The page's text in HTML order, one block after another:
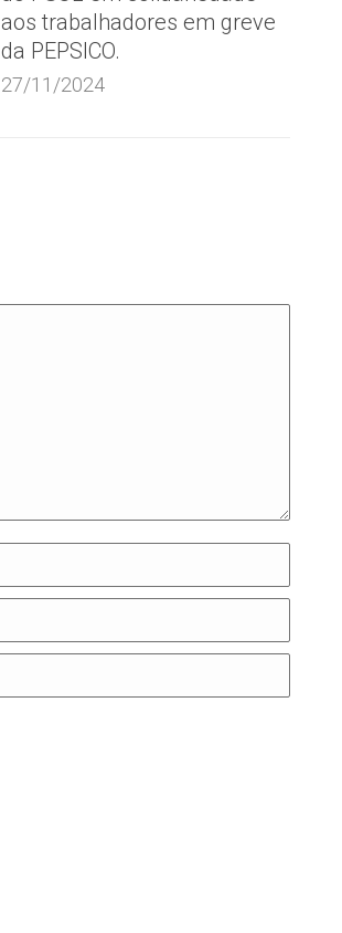
aos trabalhadores em greve
da PEPSICO.
27/11/2024